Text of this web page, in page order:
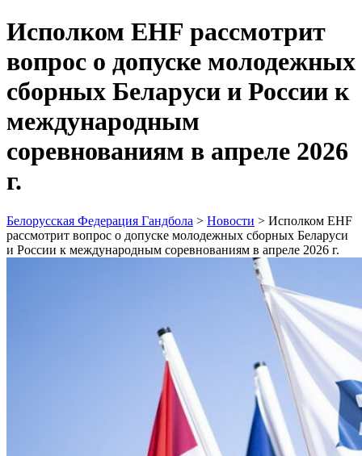
Исполком EHF рассмотрит
вопрос о допуске молодежных
сборных Беларуси и России к
международным
соревнованиям в апреле 2026
г.
Белорусская Федерация Гандбола > Новости > Исполком EHF
рассмотрит вопрос о допуске молодежных сборных Беларуси
и России к международным соревнованиям в апреле 2026 г.